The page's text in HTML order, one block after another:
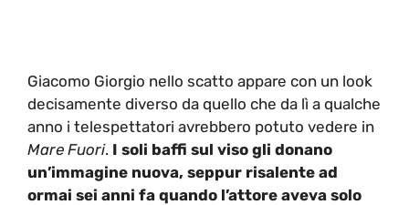
Giacomo Giorgio nello scatto appare con un look
decisamente diverso da quello che da lì a qualche
anno i telespettatori avrebbero potuto vedere in
Mare Fuori. I soli baffi sul viso gli donano
un’immagine nuova, seppur risalente ad
ormai sei anni fa quando l’attore aveva solo